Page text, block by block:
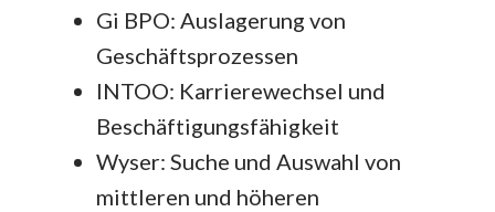
Gi BPO: Auslagerung von
Geschäftsprozessen
INTOO: Karrierewechsel und
Beschäftigungsfähigkeit
Wyser: Suche und Auswahl von
mittleren und höheren